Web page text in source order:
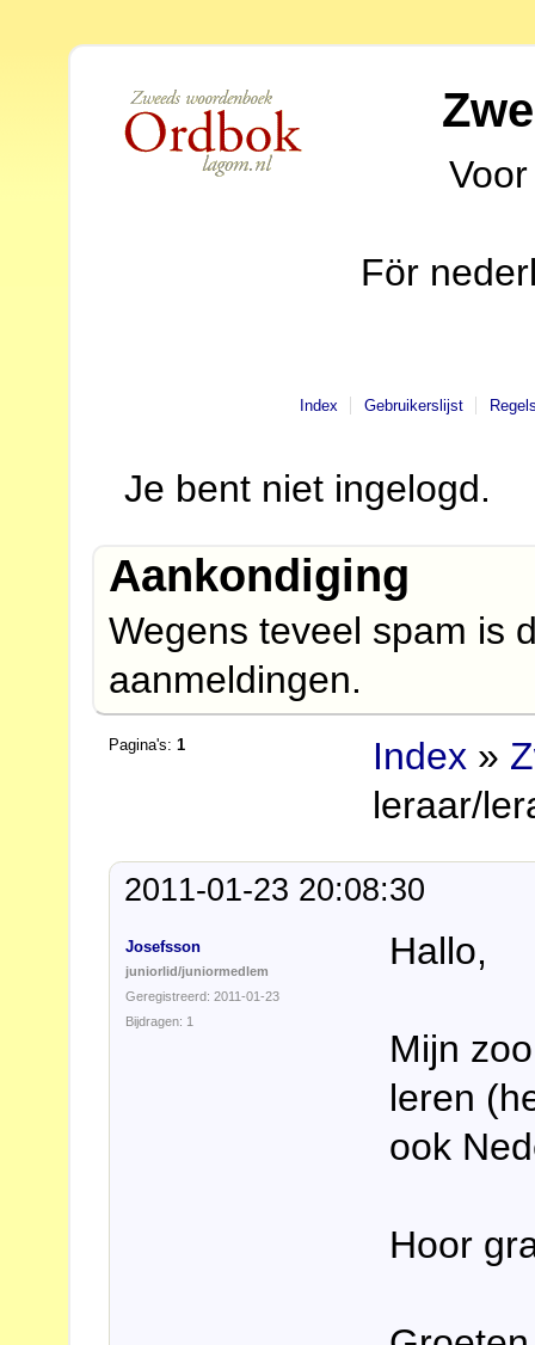
För
Index Gebruikerslijst
Je bent niet ingelogd.
Aankondiging
Wegens teveel spam is
aanmeldingen.
Pagina's:1 Index »
leraar/
2011-01-23 20:08:30
Josefsson
juniorlid/juniormedlem
Geregistreerd: 2011-01-23
Bijdragen: 1
Hallo,
Mijn
leren
ook
Hoor